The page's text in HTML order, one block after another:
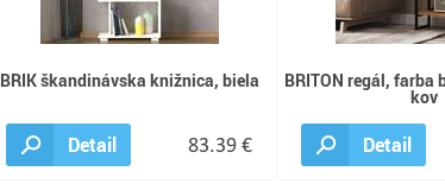
BRIK škandinávska knižnica, biela
Detail 83.39 €
BRITON regál, farba
kov
Detail